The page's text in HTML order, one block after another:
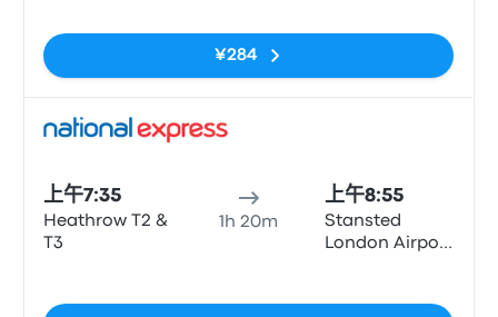
¥284
上午7:35
Heathrow T2 &
T3
1h 20m
上午8:55
Stansted
London Airport